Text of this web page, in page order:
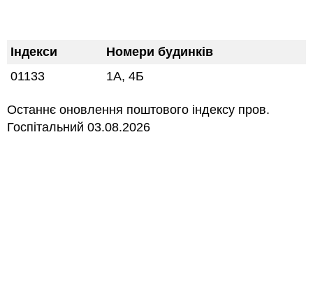
Індекси
Номери будинків
01133
1А, 4Б
Останнє оновлення поштового індексу пров.
Госпітальний 03.08.2026